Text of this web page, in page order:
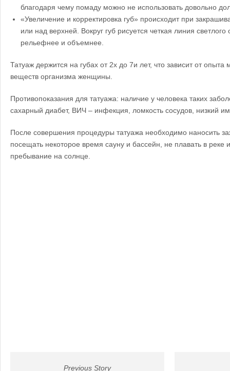
благодаря чему помаду можно не использовать довольно
«Увеличение и корректировка губ» происходит при
или над верхней. Вокруг губ рисуется четкая линия светлого
рельефнее и объемнее.
Татуаж держится на губах от 2х до 7и лет, что зависит от
веществ организма женщины.
Противопоказания для татуажа: наличие у человека таких
сахарный диабет, ВИЧ – инфекция, ломкость сосудов, низкий
После совершения процедуры татуажа необходимо наносить
посещать некоторое время сауну и бассейн, не плавать в реке
пребывание на солнце.
Previous Story